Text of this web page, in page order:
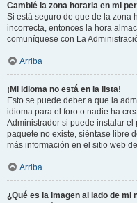
Cambié la zona horaria en mi
Si está seguro de que de la zona
incorrecta, entonces la hora
comuníquese con La
Arriba
¡Mi idioma no está en la lista!
Esto se puede deber a que la
idioma para el foro o nadie ha
Administrador si puede instalar el
paquete no existe, siéntase libre
más información en el sitio web de
Arriba
¿Qué es la imagen al lado de mi